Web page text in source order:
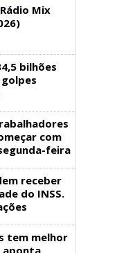
Mix
bilhões
com
feira
receber
do INSS.
tem melhor
aponta